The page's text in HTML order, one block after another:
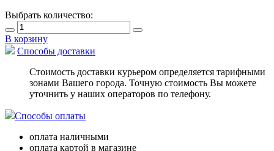
Выбрать количество:
В корзину
Способы доставки
Стоимость доставки курьером определяется тарифными
зонами Вашего города. Точную стоимость Вы можете
уточнить у наших операторов по телефону.
Способы оплаты
оплата наличными
оплата картой в магазине